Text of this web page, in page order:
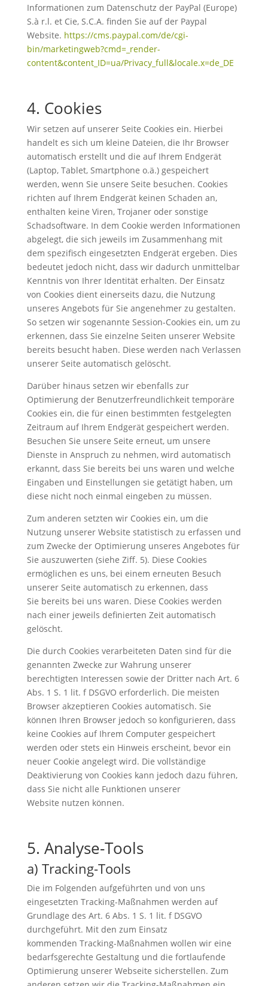
Informationen zum Datenschutz der PayPal (Europe)
S.à r.l. et Cie, S.C.A. finden Sie auf der Paypal
Website. https://cms.paypal.com/de/cgi-
bin/marketingweb?cmd=_render-
content&content_ID=ua/Privacy_full&locale.x=de_DE
4. Cookies
Wir setzen auf unserer Seite Cookies ein. Hierbei
handelt es sich um kleine Dateien, die Ihr Browser
automatisch erstellt und die auf Ihrem Endgerät
(Laptop, Tablet, Smartphone o.ä.) gespeichert
werden, wenn Sie unsere Seite besuchen. Cookies
richten auf Ihrem Endgerät keinen Schaden an,
enthalten keine Viren, Trojaner oder sonstige
Schadsoftware. In dem Cookie werden Informationen
abgelegt, die sich jeweils im Zusammenhang mit
dem spezifisch eingesetzten Endgerät ergeben. Dies
bedeutet jedoch nicht, dass wir dadurch unmittelbar
Kenntnis von Ihrer Identität erhalten. Der Einsatz
von Cookies dient einerseits dazu, die Nutzung
unseres Angebots für Sie angenehmer zu gestalten.
So setzen wir sogenannte Session-Cookies ein, um zu
erkennen, dass Sie einzelne Seiten unserer Website
bereits besucht haben. Diese werden nach Verlassen
unserer Seite automatisch gelöscht.
Darüber hinaus setzen wir ebenfalls zur
Optimierung der Benutzerfreundlichkeit temporäre
Cookies ein, die für einen bestimmten festgelegten
Zeitraum auf Ihrem Endgerät gespeichert werden.
Besuchen Sie unsere Seite erneut, um unsere
Dienste in Anspruch zu nehmen, wird automatisch
erkannt, dass Sie bereits bei uns waren und welche
Eingaben und Einstellungen sie getätigt haben, um
diese nicht noch einmal eingeben zu müssen.
Zum anderen setzten wir Cookies ein, um die
Nutzung unserer Website statistisch zu erfassen und
zum Zwecke der Optimierung unseres Angebotes für
Sie auszuwerten (siehe Ziff. 5). Diese Cookies
ermöglichen es uns, bei einem erneuten Besuch
unserer Seite automatisch zu erkennen, dass
Sie bereits bei uns waren. Diese Cookies werden
nach einer jeweils definierten Zeit automatisch
gelöscht.
Die durch Cookies verarbeiteten Daten sind für die
genannten Zwecke zur Wahrung unserer
berechtigten Interessen sowie der Dritter nach Art. 6
Abs. 1 S. 1 lit. f DSGVO erforderlich. Die meisten
Browser akzeptieren Cookies automatisch. Sie
können Ihren Browser jedoch so konfigurieren, dass
keine Cookies auf Ihrem Computer gespeichert
werden oder stets ein Hinweis erscheint, bevor ein
neuer Cookie angelegt wird. Die vollständige
Deaktivierung von Cookies kann jedoch dazu führen,
dass Sie nicht alle Funktionen unserer
Website nutzen können.
5. Analyse-Tools
a) Tracking-Tools
Die im Folgenden aufgeführten und von uns
eingesetzten Tracking-Maßnahmen werden auf
Grundlage des Art. 6 Abs. 1 S. 1 lit. f DSGVO
durchgeführt. Mit den zum Einsatz
kommenden Tracking-Maßnahmen wollen wir eine
bedarfsgerechte Gestaltung und die fortlaufende
Optimierung unserer Webseite sicherstellen. Zum